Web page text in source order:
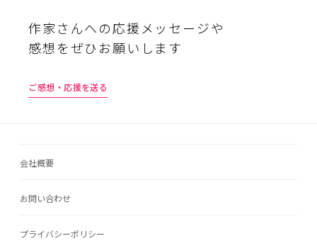
作家さんへの応援メッセージや
感想をぜひお願いします
ご感想・応援を送る
会社概要
お問い合わせ
プライバシーポリシー